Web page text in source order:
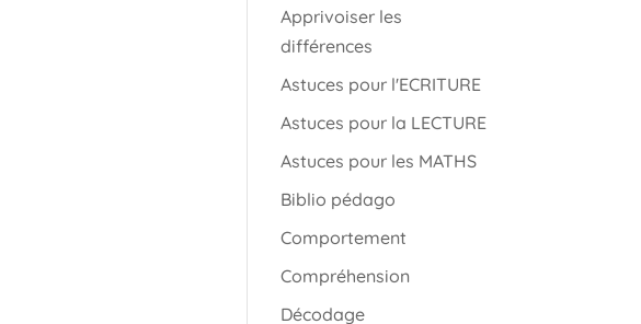
Apprivoiser les
différences
Astuces pour l'ECRITURE
Astuces pour la LECTURE
Astuces pour les MATHS
Biblio pédago
Comportement
Compréhension
Décodage